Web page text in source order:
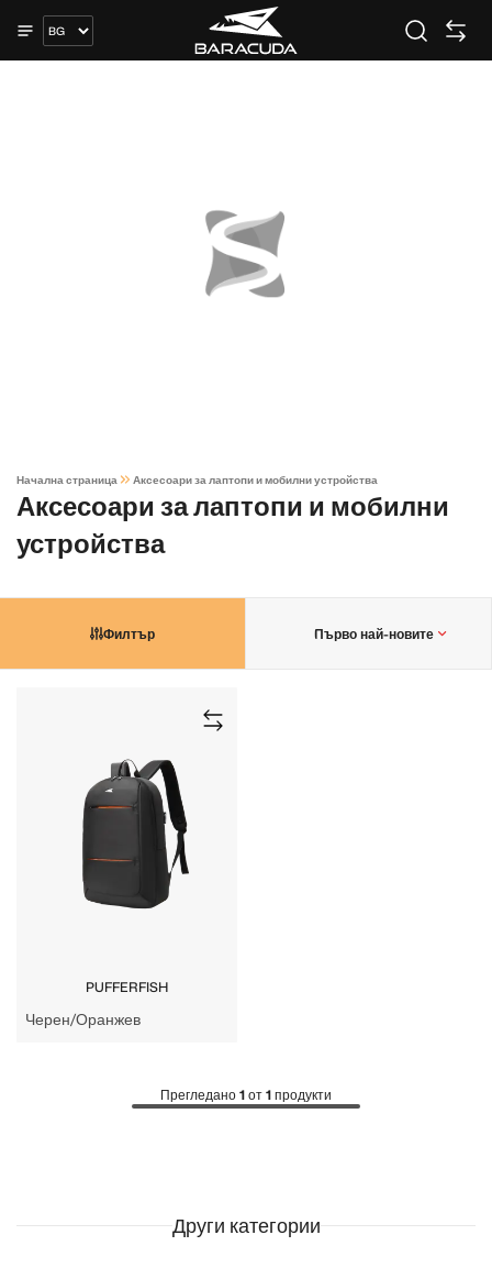
Начална страница Аксесоари за лаптопи и мобилни устройства
Аксесоари за лаптопи и мобилни
устройства
Филтър Първо най-новите
PUFFERFISH
Черен/Оранжев
Прегледано1от1продукти
Други категории